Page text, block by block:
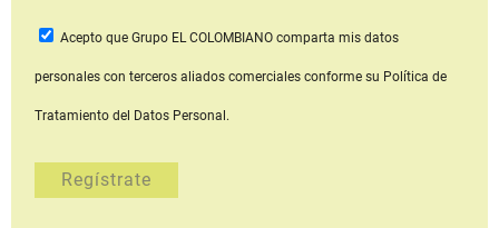
Acepto que Grupo EL COLOMBIANOcomparta mis datos
personales con terceros aliados comerciales conforme su Política de
Tratamiento del Datos Personal.